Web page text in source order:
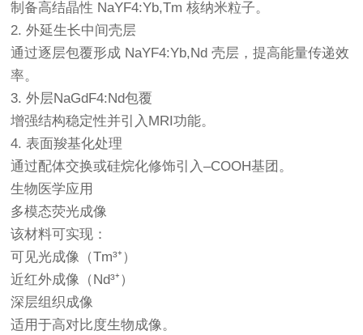
制备高结晶性 NaYF4:Yb,Tm 核纳米粒子。
2. 外延生长中间壳层
通过逐层包覆形成 NaYF4:Yb,Nd 壳层，提高能量传递效
率。
3. 外层NaGdF4:Nd包覆
增强结构稳定性并引入MRI功能。
4. 表面羧基化处理
通过配体交换或硅烷化修饰引入–COOH基团。
生物医学应用
多模态荧光成像
该材料可实现：
可见光成像（Tm³⁺）
近红外成像（Nd³⁺）
深层组织成像
适用于高对比度生物成像。